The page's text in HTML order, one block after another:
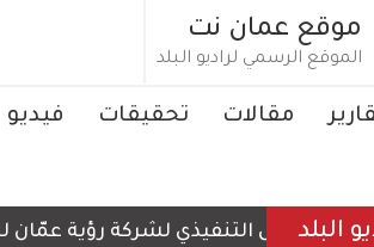
موقع عمان نت
الموقع الرسمي لراديو البلد
مقالات تحقيقات فيديو
البلدالتنفيذي لشركة رؤية عمّان